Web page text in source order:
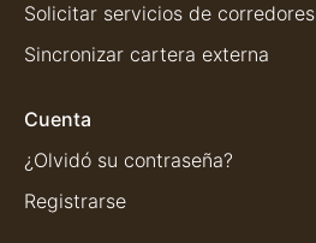
Solicitar servicios de corredores
Sincronizar cartera externa
Cuenta
¿Olvidó su contraseña?
Registrarse